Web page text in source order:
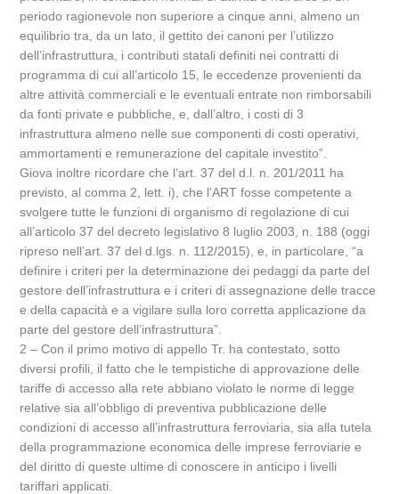
periodo ragionevole non superiore a cinque anni, almeno un
equilibrio tra, da un lato, il gettito dei canoni per l’utilizzo
dell’infrastruttura, i contributi statali definiti nei contratti di
programma di cui all’articolo 15, le eccedenze provenienti da
altre attività commerciali e le eventuali entrate non rimborsabili
da fonti private e pubbliche, e, dall’altro, i costi di 3
infrastruttura almeno nelle sue componenti di costi operativi,
ammortamenti e remunerazione del capitale investito”.
Giova inoltre ricordare che l’art. 37 del d.l. n. 201/2011 ha
previsto, al comma 2, lett. i), che l’ART fosse competente a
svolgere tutte le funzioni di organismo di regolazione di cui
all’articolo 37 del decreto legislativo 8 luglio 2003, n. 188 (oggi
ripreso nell’art. 37 del d.lgs. n. 112/2015), e, in particolare, “a
definire i criteri per la determinazione dei pedaggi da parte del
gestore dell’infrastruttura e i criteri di assegnazione delle tracce
e della capacità e a vigilare sulla loro corretta applicazione da
parte del gestore dell’infrastruttura”.
2 – Con il primo motivo di appello Tr. ha contestato, sotto
diversi profili, il fatto che le tempistiche di approvazione delle
tariffe di accesso alla rete abbiano violato le norme di legge
relative sia all’obbligo di preventiva pubblicazione delle
condizioni di accesso all’infrastruttura ferroviaria, sia alla tutela
della programmazione economica delle imprese ferroviarie e
del diritto di queste ultime di conoscere in anticipo i livelli
tariffari applicati.